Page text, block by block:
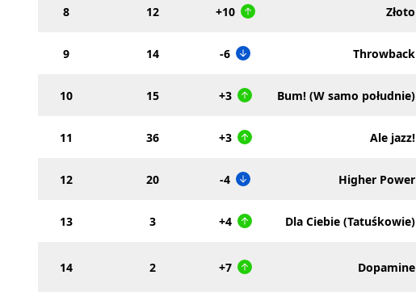
8 12 +10 Złoto
9 14 -6 Throwback
10 15 +3 Bum! (W samo południe)
11 36 +3 Ale jazz!
12 20 -4 Higher Power
13 3 +4 Dla Ciebie (Tatuśkowie)
14 2 +7 Dopamine